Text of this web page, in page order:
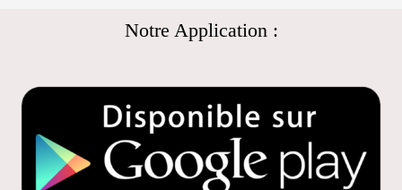
Notre Application :